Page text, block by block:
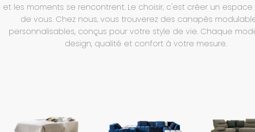
et les moments se rencontrent. Le choisir, c'est créer un
de vous. Chez nous, vous trouverez des canapés
personnalisables, conçus pour votre style de vie. Chaque
design, qualité et confort à votre mesure.